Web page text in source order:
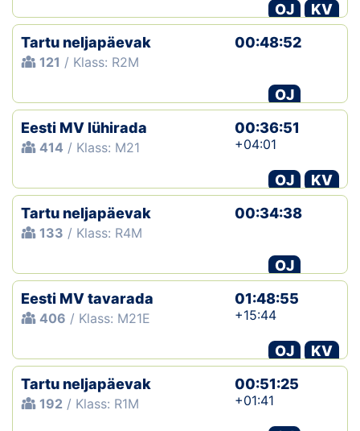
OJ
KV
Tartu neljapäevak
121 / Klass: R2M
00:48:52
OJ
Eesti MV lühirada
414 / Klass: M21
00:36:51
+04:01
OJ
KV
Tartu neljapäevak
133 / Klass: R4M
00:34:38
OJ
Eesti MV tavarada
406 / Klass: M21E
01:48:55
+15:44
OJ
KV
Tartu neljapäevak
192 / Klass: R1M
00:51:25
+01:41